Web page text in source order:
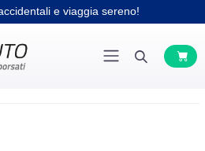
e viaggia sereno!